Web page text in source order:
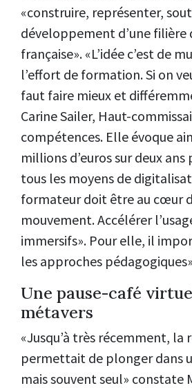
«construire, représenter,
développement d’une filière
française». «L’idée c’est de
l’effort de formation. Si on
faut faire mieux et
Carine Sailer, Haut-
compétences. Elle évoque
millions d’euros sur deux
tous les moyens de
formateur doit être au cœur
mouvement. Accélérer
immersifs». Pour elle, il
les approches
Une pause-café
métavers
«Jusqu’à très récemment,
permettait de plonger dans
mais souvent seul» constate